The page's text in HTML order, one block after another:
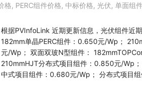
格, PERC组件价格, 中标价格, 光伏, 单面组
根据PVInfoLink 近期更新信息，光伏组件近
182mm单晶PERC组件：0.650元/Wp；
元/Wp； 双面双玻N型组件：
210mmHJT分布式项目组件：0.850元/Wp
中式项目组件：0.680元/Wp； 分布式项目